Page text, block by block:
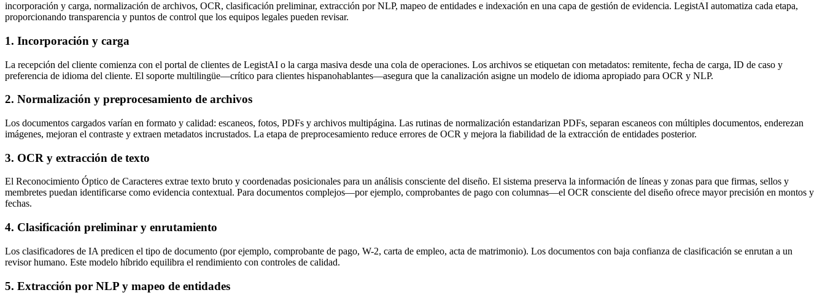
incorporación y carga, normalización de archivos, OCR, clasificación preliminar, extracción por NLP, mapeo de entidades e indexación en una capa de gestión de evidencia. LegistAI automatiza cada etapa,
proporcionando transparencia y puntos de control que los equipos legales pueden revisar.
1. Incorporación y carga
La recepción del cliente comienza con el portal de clientes de LegistAI o la carga masiva desde una cola de operaciones. Los archivos se etiquetan con metadatos: remitente, fecha de carga, ID de caso y
preferencia de idioma del cliente. El soporte multilingüe—crítico para clientes hispanohablantes—asegura que la canalización asigne un modelo de idioma apropiado para OCR y NLP.
2. Normalización y preprocesamiento de archivos
Los documentos cargados varían en formato y calidad: escaneos, fotos, PDFs y archivos multipágina. Las rutinas de normalización estandarizan PDFs, separan escaneos con múltiples documentos, enderezan
imágenes, mejoran el contraste y extraen metadatos incrustados. La etapa de preprocesamiento reduce errores de OCR y mejora la fiabilidad de la extracción de entidades posterior.
3. OCR y extracción de texto
El Reconocimiento Óptico de Caracteres extrae texto bruto y coordenadas posicionales para un análisis consciente del diseño. El sistema preserva la información de líneas y zonas para que firmas, sellos y
membretes puedan identificarse como evidencia contextual. Para documentos complejos—por ejemplo, comprobantes de pago con columnas—el OCR consciente del diseño ofrece mayor precisión en montos y
fechas.
4. Clasificación preliminar y enrutamiento
Los clasificadores de IA predicen el tipo de documento (por ejemplo, comprobante de pago, W-2, carta de empleo, acta de matrimonio). Los documentos con baja confianza de clasificación se enrutan a un
revisor humano. Este modelo híbrido equilibra el rendimiento con controles de calidad.
5. Extracción por NLP y mapeo de entidades